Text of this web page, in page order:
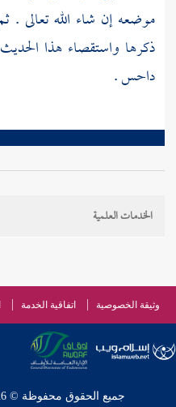
موضعه إن شاء الله تعالى
ذكرها واستقصاء هذا
داحس .
الخدمات العلمية
وثيقة الخصوصية اتفاقية الخدمة
جميع الحقوق محفوظة © 2026 - 1998 لشبكة إسلام ويب